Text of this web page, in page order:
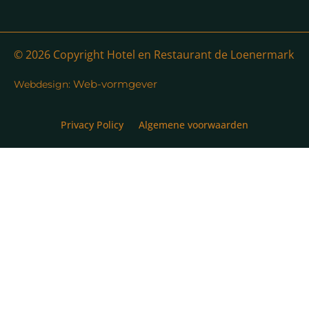
© 2026 Copyright Hotel en Restaurant de Loenermark
Webdesign: Web-vormgever
Privacy Policy Algemene voorwaarden